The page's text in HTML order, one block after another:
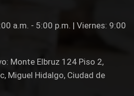
a.m. - 5:00 p.m. | Viernes: 9:00
Monte Elbruz 124 Piso 2,
Miguel Hidalgo, Ciudad de